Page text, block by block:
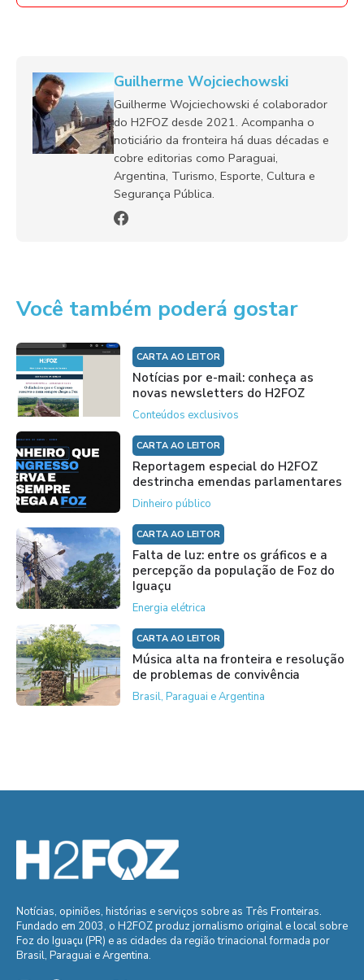
Guilherme Wojciechowski
Guilherme Wojciechowski é colaborador
do H2FOZ desde 2021. Acompanha o
noticiário da fronteira há duas décadas e
cobre editorias como Paraguai,
Argentina, Turismo, Esporte, Cultura e
Segurança Pública.
Você também poderá gostar
CARTA AO LEITOR
Notícias por e-mail: conheça as
novas newsletters do H2FOZ
Conteúdos exclusivos
CARTA AO LEITOR
Reportagem especial do H2FOZ
destrincha emendas parlamentares
Dinheiro público
CARTA AO LEITOR
Falta de luz: entre os gráficos e a
percepção da população de Foz do
Iguaçu
Energia elétrica
CARTA AO LEITOR
Música alta na fronteira e resolução
de problemas de convivência
Brasil, Paraguai e Argentina
Notícias, opiniões, histórias e serviços sobre as Três Fronteiras.
Fundado em 2003, o H2FOZ produz jornalismo original e local sobre
Foz do Iguaçu (PR) e as cidades da região trinacional formada por
Brasil, Paraguai e Argentina.